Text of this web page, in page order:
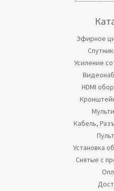
Эфирное
Усиление
HDMI
Кабель,
Установка
Снятые с